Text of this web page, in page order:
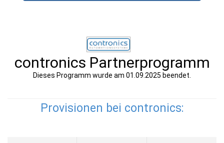
contronics Partnerprogramm
Dieses Programm wurde am 01.09.2025 beendet.
Provisionen bei contronics: